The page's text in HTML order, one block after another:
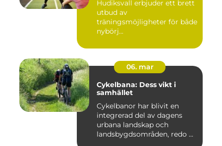
Hudiksvall erbjuder ett brett
utbud av
träningsmöjligheter för både
nybörj...
06. mar
Cykelbana: Dess vikt i
samhället
Cykelbanor har blivit en
integrerad del av dagens
urbana landskap och
landsbygdsområden, redo ...